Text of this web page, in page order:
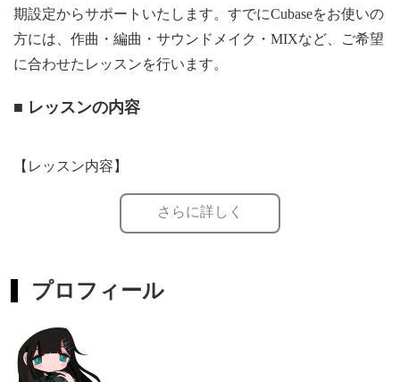
期設定からサポートいたします。すでにCubaseをお使いの
方には、作曲・編曲・サウンドメイク・MIXなど、ご希望
に合わせたレッスンを行います。
■ レッスンの内容
【レッスン内容】
※講師は男性です。レッスン受講をご検討の際は、あらか
標に合わせたDTMレッスンを行います。
基本的には、
さらに詳しく
プロフィール